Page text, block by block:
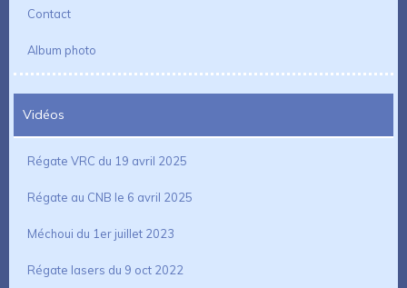
Contact
Album photo
Vidéos
Régate VRC du 19 avril 2025
Régate au CNB le 6 avril 2025
Méchoui du 1er juillet 2023
Régate lasers du 9 oct 2022